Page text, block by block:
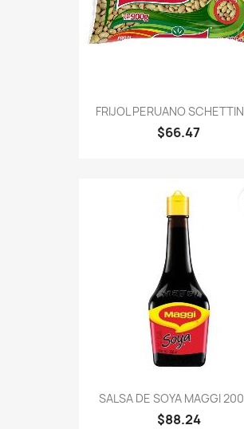
FRIJOL PERUANO
$66.47
SALSA DE SOYA MAGGI
$88.24